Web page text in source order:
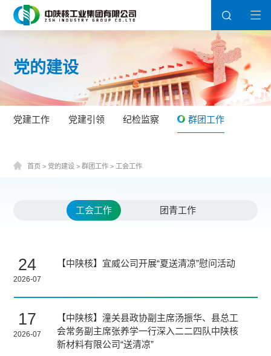
党的建设
党建工作 党建引领 纪检监察 群团工作
首页> 党的建设> 群团工作> 工会工作
工会工作 团青工作
24
2026-07
【中陕核】宜威公司开展“夏送清凉”慰问活动
17
2026-07
【中陕核】​潼关县政协副主席汤振华、县总工
会常务副主席张养学一行深入二二四队中陕核
新材料有限公司“送清凉”